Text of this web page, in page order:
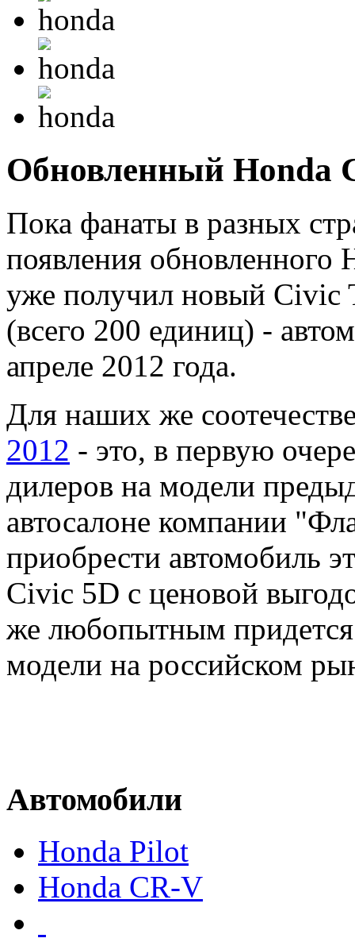
Обновленный Honda
Пока фанаты в разных
появления
уже получил новый Civic
(всего 200 единиц) -
апреле 2012 года.
Для наших же
2012 - это, в первую
дилеров на модели
автосалоне компании
приобрести автомобиль
Civic 5D с ценовой
же любопытным придется
модели на российском
Автомобили
Honda Pilot
Honda CR-V